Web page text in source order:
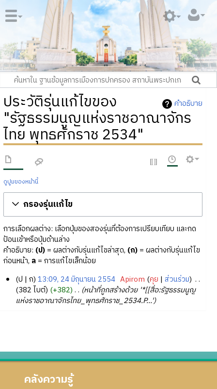
คำอธิบาย
ประวัติรุ่นแก้ไขของ
"รัฐธรรมนูญแห่งราชอาณาจักร
ไทย พุทธศักราช 2534"
ดูปูมของหน้านี้
กรองรุ่นแก้ไข
การเลือกผลต่าง: เลือกปุ่มของสองรุ่นที่ต้องการเปรียบเทียบ และกด
ป้อนเข้าหรือปุ่มด้านล่าง
คำอธิบาย: (ป)= ผลต่างกับรุ่นแก้ไขล่าสุด, (ก)= ผลต่างกับรุ่นแก้ไข
ก่อนหน้า, ล= การแก้ไขเล็กน้อย
า
ย
ป ก 13:09, 24 มิถุนายน 2554 Apirom คุย ส่วนร่วม ‎
382 ไบต์
+382 ‎
หน้าที่ถูกสร้างด้วย '*[[สื่อ:รัฐธรรมนูญ
แห่งราชอาณาจักรไทย_พุทธศักราช_2534.P...'
คลังความรู้